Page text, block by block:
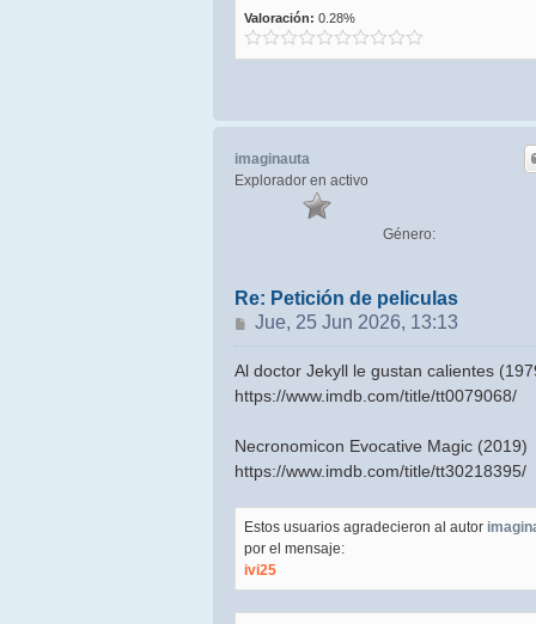
Valoración: 0.28%
imaginauta
Explorador en activo
Género:
Re: Petición de peliculas
Mensaje
Jue, 25 Jun 2026, 13:13
Al doctor Jekyll le gustan calientes
https://www.imdb.com/title/tt0079068/
Necronomicon Evocative Magic (2019)
https://www.imdb.com/title/tt30218395/
Estos usuarios agradecieron al autor
por el mensaje:
ivi25